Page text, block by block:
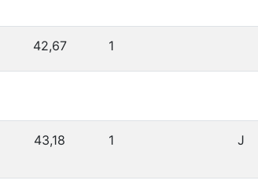
42,67 1
43,18 1 J